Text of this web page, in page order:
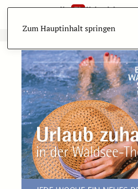
Zum Hauptinhalt springen